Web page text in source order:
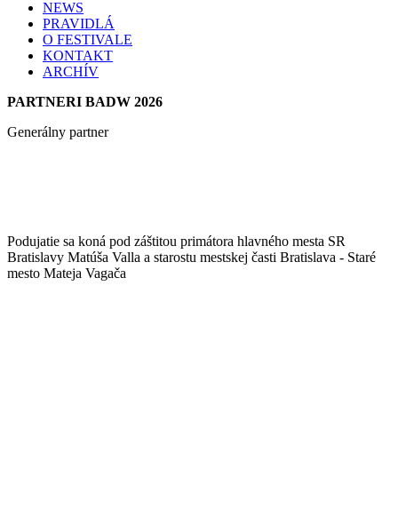
NEWS
PRAVIDLÁ
O FESTIVALE
KONTAKT
ARCHÍV
PARTNERI BADW 2026
Generálny partner
Podujatie sa koná pod záštitou primátora hlavného mesta SR
Bratislavy Matúša Valla a starostu mestskej časti Bratislava - Staré
mesto Mateja Vagača